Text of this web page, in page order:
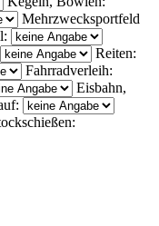
Mehrzwecksportfeld
Reiten:
Fahrradverleih:
Eisbahn,